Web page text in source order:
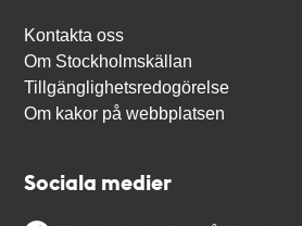
Kontakta oss
Om Stockholmskällan
Tillgänglighetsredogörelse
Om kakor på webbplatsen
Sociala medier